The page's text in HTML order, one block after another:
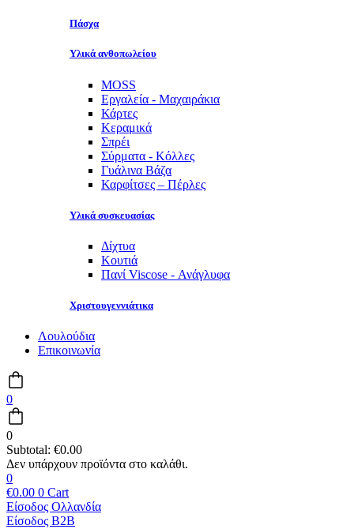
Πάσχα
Υλικά ανθοπωλείου
MOSS
Εργαλεία - Μαχαιράκια
Κάρτες
Κεραμικά
Σπρέι
Σύρματα - Κόλλες
Γυάλινα Βάζα
Καρφίτσες – Πέρλες
Υλικά συσκευασίας
Δίχτυα
Κουτιά
Πανί Viscose - Ανάγλυφα
Χριστουγεννιάτικα
Λουλούδια
Επικοινωνία
0
0
Subtotal: €0.00
0
€0.00 0 Cart
Είσοδος Ολλανδία
Είσοδος B2B